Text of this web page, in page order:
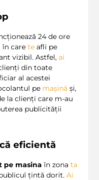
24 de ore
în care te afli pe
vizibil. Astfel, ai
din toate
al acestei
pe mașină și,
la clienți care m-au
publicității
eficientă
pe masina în zona ta
țintă dorit. Ai